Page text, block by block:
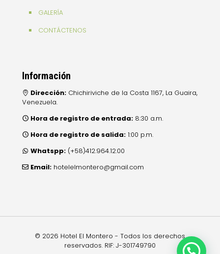
GALERÍA
CONTÁCTENOS
Información
Dirección: Chichiriviche de la Costa 1167, La Guaira,
Venezuela.
Hora de registro de entrada: 8:30 a.m.
Hora de registro de salida: 1:00 p.m.
Whatspp: (+58)412.964.12.00
Email: hotelelmontero@gmail.com
© 2026 Hotel El Montero - Todos los derechos
reservados. RIF: J-301749790